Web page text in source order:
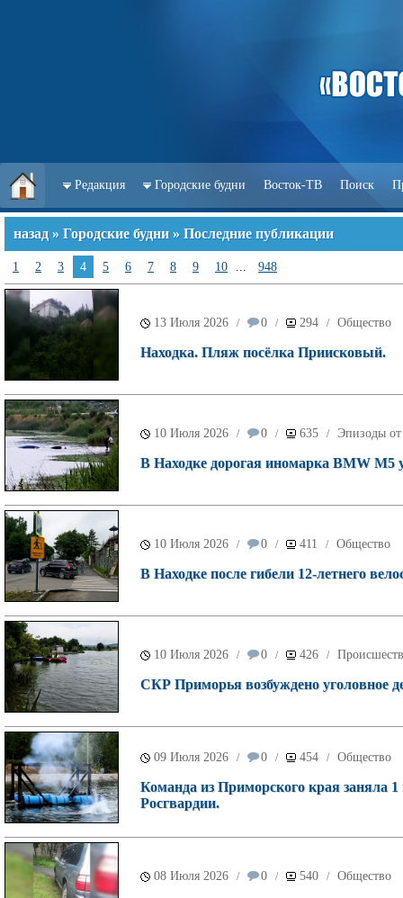
Редакция Городские будни Восток-ТВ Поиск
назад » Городские будни » Последние публикации
1 2 3 4 5 6 7 8 9 10 ... 948
13 Июля 2026 / 0 / 294 / Общество
Находка. Пляж посёлка Приисковый.
10 Июля 2026 / 0 / 635 / Эпизоды от
В Находке дорогая иномарка BMW M5
10 Июля 2026 / 0 / 411 / Общество
В Находке после гибели 12-летнего
10 Июля 2026 / 0 / 426 /
СКР Приморья возбуждено уголовное
09 Июля 2026 / 0 / 454 / Общество
Команда из Приморского края заняла 1
Росгвардии.
08 Июля 2026 / 0 / 540 / Общество